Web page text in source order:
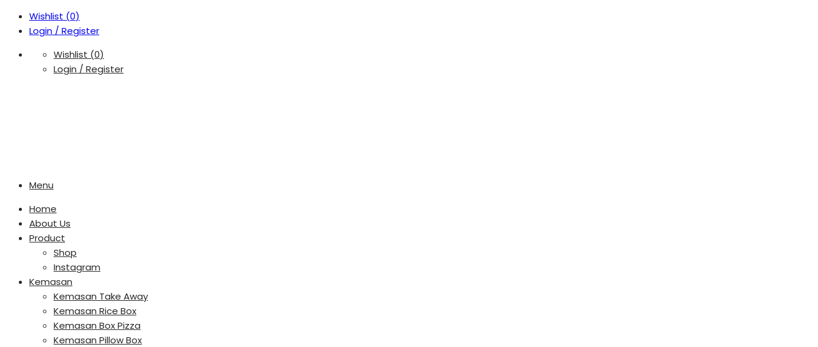
Wishlist (0)
Login / Register
Wishlist (0)
Login / Register
Menu
Home
About Us
Product
Shop
Instagram
Kemasan
Kemasan Take Away
Kemasan Rice Box
Kemasan Box Pizza
Kemasan Pillow Box